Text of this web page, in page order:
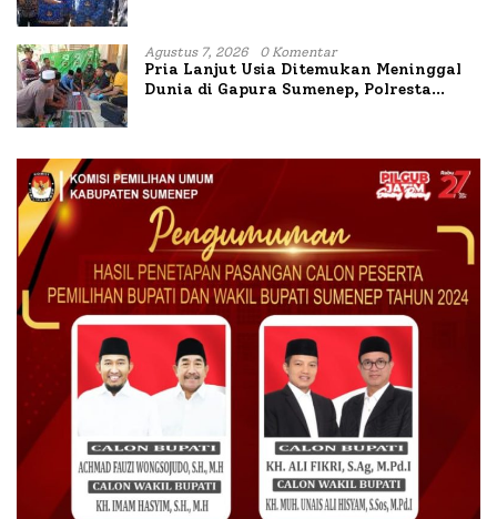
Agustus 7, 2026 0 Komentar
Pria Lanjut Usia Ditemukan Meninggal
Dunia di Gapura Sumenep, Polresta